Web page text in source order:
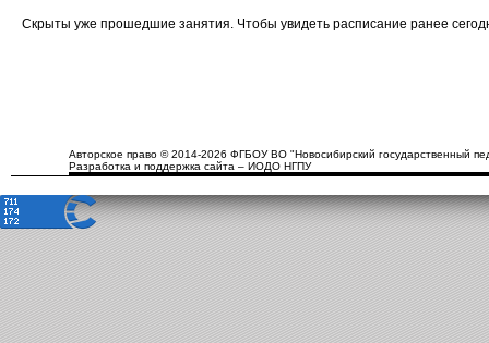
Скрыты уже прошедшие занятия. Чтобы увидеть расписание ранее
Авторское право © 2014-2026 ФГБОУ ВО "Новосибирский государственный
Разработка и поддержка сайта – ИОДО НГПУ